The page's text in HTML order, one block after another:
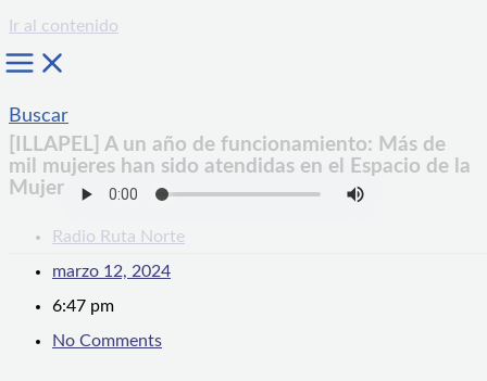
Ir al contenido
Buscar
[ILLAPEL] A un año de funcionamiento: Más de
mil mujeres han sido atendidas en el Espacio de la
Mujer
Radio Ruta Norte
marzo 12, 2024
6:47 pm
No Comments